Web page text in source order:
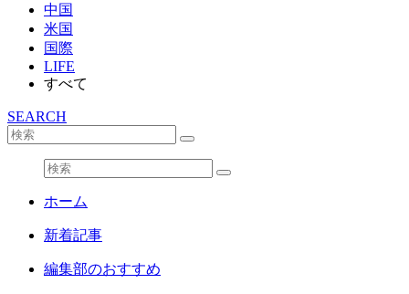
中国
米国
国際
LIFE
すべて
SEARCH
ホーム
新着記事
編集部のおすすめ